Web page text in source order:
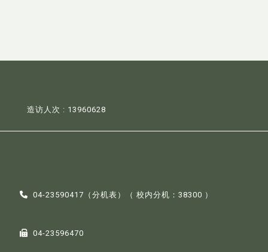
造访人次 : 13960628
04-23590417（分机表 ）（ 校内分机：38300 ）
04-23596470